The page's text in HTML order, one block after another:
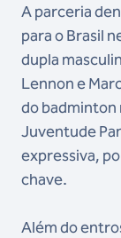
A parceria
para o Brasil
dupla
Lennon e
do badminton
Juventude
expressiva,
chave.
Além do